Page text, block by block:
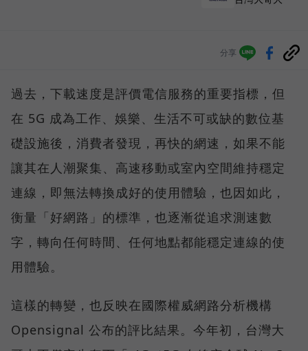
分享
過去，下載速度是評價電信服務的重要指標，但
在 5G 成為工作、娛樂、生活不可或缺的數位基
礎設施後，消費者發現，再快的網速，如果不能
讓其在人潮聚集、高速移動或室內空間維持穩定
連線，即無法轉換成好的使用體驗，也因如此，
衡量「好網路」的標準，也逐漸從追求測速數
字，轉向任何時間、任何地點都能穩定連線的使
用體驗。
這樣的轉變，也反映在國際權威網路分析機構
Opensignal 公布的評比結果。今年初，台灣大